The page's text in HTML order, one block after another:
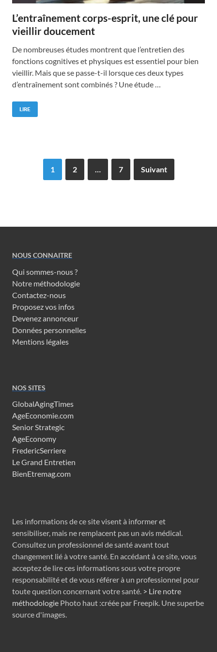
L’entraînement corps-esprit, une clé pour
vieillir doucement
De nombreuses études montrent que l’entretien des
fonctions cognitives et physiques est essentiel pour bien
vieillir. Mais que se passe-t-il lorsque ces deux types
d’entraînement sont combinés ? Une étude …
LIRE
1 2 … 7 Suivant
NOUS CONNAITRE
Qui sommes-nous ?
Notre méthodologie
Contactez-nous
Proposez vos infos
Devenez annonceur
Données personnelles
Mentions légales
NOS SITES
GlobalAgingTimes
AgeEconomie.com
Senior Strategic
AgeEconomy
FredericSerriere
Le Grand Entretien
BienEtremag.com
Les informations de ce site visent à informer et
sensibiliser, mais ne remplacent pas un avis médical.
Consultez un professionnel de santé avant tout
changement lié à votre santé. En accédant à ce site, vous
acceptez de lire ces informations sous votre propre
responsabilité et de vous référer à un professionnel pour
toute question concernant votre santé. > Lire notre
méthodologie Photo haut :créée par Freepik. Une superbe
source d'images.